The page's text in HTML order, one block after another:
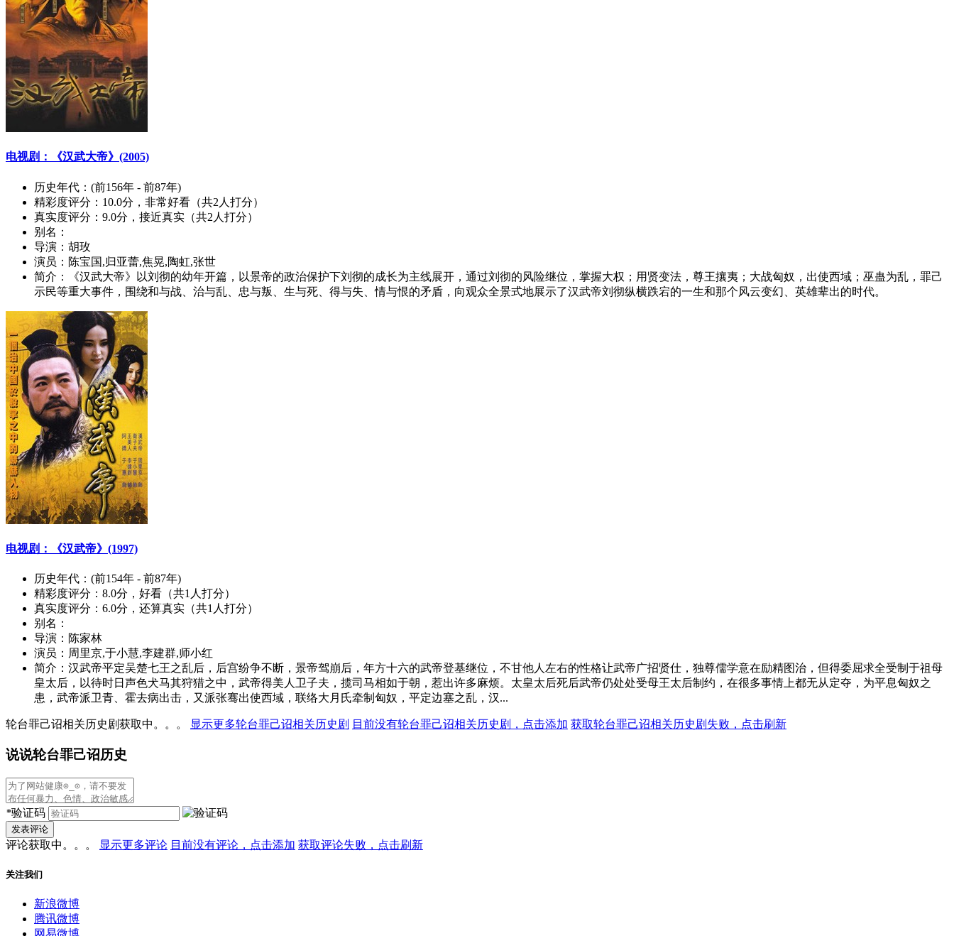
电视剧：《汉武大帝》(2005)
历史年代： (前156年 - 前87年)
精彩度评分： 10.0分，非常好看（共2人打分）
真实度评分： 9.0分，接近真实（共2人打分）
别名：
导演： 胡玫
演员： 陈宝国,归亚蕾,焦晃,陶虹,张世
简介：
《汉武大帝》以刘彻的幼年开篇，以景帝的政治保护下刘彻的成长为主线展开，通过刘彻的风险继位，掌握大权；用贤变法，尊王攘夷；大战匈奴，出使西域；巫蛊为乱，罪己
示民等重大事件，围绕和与战、治与乱、忠与叛、生与死、得与失、情与恨的矛盾，向观众全景式地展示了汉武帝刘彻纵横跌宕的一生和那个风云变幻、英雄辈出的时代。
电视剧：《汉武帝》(1997)
历史年代： (前154年 - 前87年)
精彩度评分： 8.0分，好看（共1人打分）
真实度评分： 6.0分，还算真实（共1人打分）
别名：
导演： 陈家林
演员： 周里京,于小慧,李建群,师小红
简介： 汉武帝平定吴楚七王之乱后，后宫纷争不断，景帝驾崩后，年方十六的武帝登基继位，不甘他人左右的性格让武帝广招贤仕，独尊儒学意在励精图治，但得委屈求全受制于祖母
皇太后，以待时日声色犬马其狩猎之中，武帝得美人卫子夫，揽司马相如于朝，惹出许多麻烦。太皇太后死后武帝仍处处受母王太后制约，在很多事情上都无从定夺，为平息匈奴之
患，武帝派卫青、霍去病出击，又派张骞出使西域，联络大月氏牵制匈奴，平定边塞之乱，汉...
轮台罪己诏相关历史剧获取中。。。 显示更多轮台罪己诏相关历史剧 目前没有轮台罪己诏相关历史剧，点击添加 获取轮台罪己诏相关历史剧失败，点击刷新
说说轮台罪己诏历史
*验证码
发表评论
评论获取中。。。 显示更多评论 目前没有评论，点击添加 获取评论失败，点击刷新
关注我们
新浪微博
腾讯微博
网易微博